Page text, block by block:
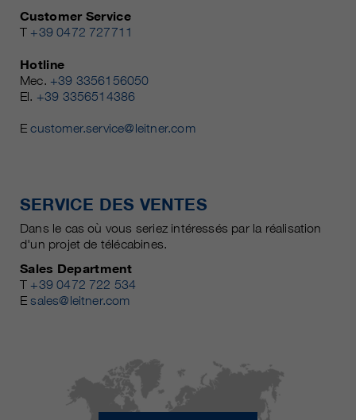
Customer Service
T +39 0472 727711
Hotline
Mec. +39 3356156050
El. +39 3356514386
Ecustomer.service@leitner.com
SERVICE DES VENTES
Dans le cas où vous seriez intéressés par la réalisation
d'un projet de télécabines.
Sales Department
T +39 0472 722 534
Esales@leitner.com